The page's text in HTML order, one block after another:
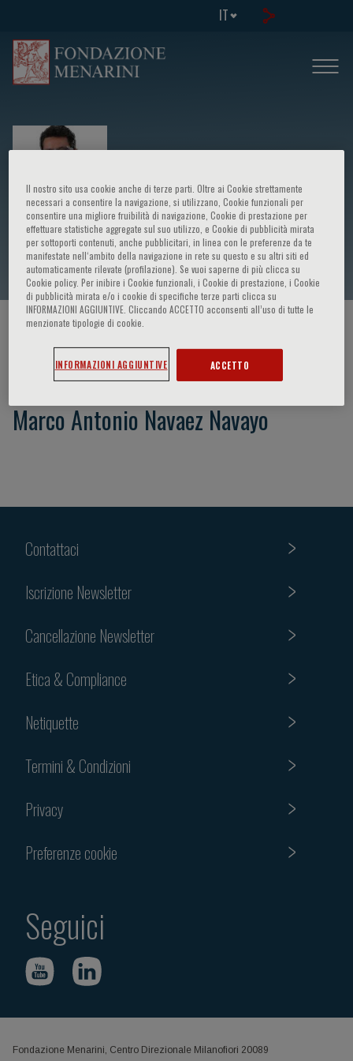
IT
Marco Antonio Navaez Navayo
HOME PAGE / CORSI ED EVENTI
Marco Antonio Navaez Navayo
Contattaci
Iscrizione Newsletter
Cancellazione Newsletter
Etica & Compliance
Netiquette
Termini & Condizioni
Privacy
Preferenze cookie
Seguici
Fondazione Menarini, Centro Direzionale Milanofiori 20089
Il nostro sito usa cookie anche di terze parti. Oltre ai Cookie strettamente
necessari a consentire la navigazione, si utilizzano, Cookie funzionali per
consentire una migliore fruibilità di navigazione, Cookie di prestazione per
effettuare statistiche aggregate sul suo utilizzo, e Cookie di pubblicità mirata
per sottoporti contenuti, anche pubblicitari, in linea con le preferenze da te
manifestate nell‘ambito della navigazione in rete su questo e su altri siti ed
automaticamente rilevate (profilazione). Se vuoi saperne di più clicca su
Cookie policy. Per inibire i Cookie funzionali, i Cookie di prestazione, i Cookie
di pubblicità mirata e/o i cookie di specifiche terze parti clicca su
INFORMAZIONI AGGIUNTIVE. Cliccando ACCETTO acconsenti all’uso di tutte le
menzionate tipologie di cookie.
INFORMAZIONI AGGIUNTIVE ACCETTO